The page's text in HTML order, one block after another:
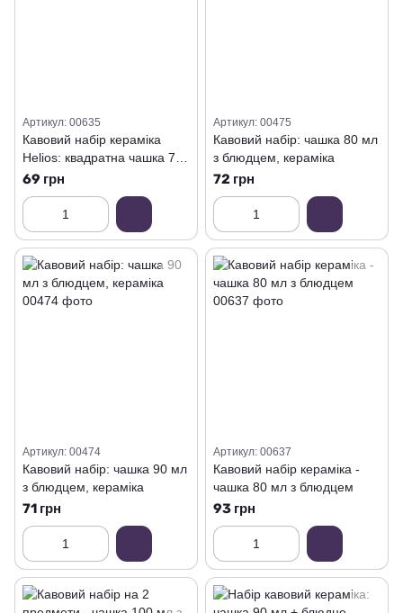
Артикул: 00635
Кавовий набір кераміка
Helios: квадратна чашка 70
мл з блюдцем
69 грн
Артикул: 00475
Кавовий набір: чашка 80 мл
з блюдцем, кераміка
72 грн
Артикул: 00474
Кавовий набір: чашка 90 мл
з блюдцем, кераміка
71 грн
Артикул: 00637
Кавовий набір кераміка -
чашка 80 мл з блюдцем
93 грн